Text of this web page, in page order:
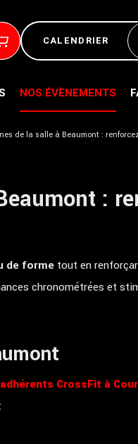
CALENDRIER
NOS ÉVÈNEMENTS
de la salle à Beaumont :
:
de forme tout en
chronométrées et
CrossFit à